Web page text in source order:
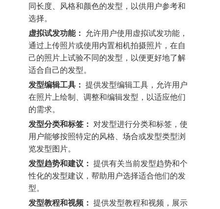
同长度、风格和颜色的发型，以供用户参考和
选择。
虚拟试发功能： 允许用户使用虚拟试发功能，
通过上传照片或使用内置相机拍摄照片，在自
己的照片上试验不同的发型，以便更好地了解
适合自己的发型。
发型编辑工具： 提供发型编辑工具，允许用户
在照片上绘制、调整和编辑发型，以适应他们
的需求。
发型分类和标签： 对发型进行分类和标签，使
用户能够按照特定的风格、场合或发型类型浏
览发型图片。
发型趋势和建议： 提供有关当前发型趋势和个
性化的发型建议，帮助用户选择适合他们的发
型。
发型教程和视频： 提供发型教程和视频，展示